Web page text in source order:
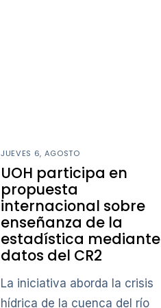
JUEVES 6, AGOSTO
UOH participa en
propuesta
internacional sobre
enseñanza de la
estadística mediante
datos del CR2
La iniciativa aborda la crisis
hídrica de la cuenca del río